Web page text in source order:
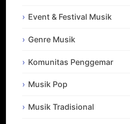
Event & Festival Musik
Genre Musik
Komunitas Penggemar
Musik Pop
Musik Tradisional